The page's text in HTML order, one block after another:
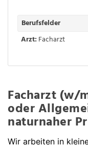
Berufsfelder
Arzt: Facharzt
Facharzt (w/
oder
naturnaher
Wir arbeiten in